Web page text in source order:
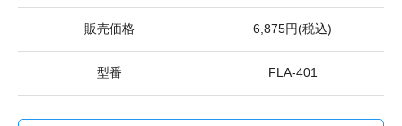
販売価格 6,875円(税込)
型番 FLA-401